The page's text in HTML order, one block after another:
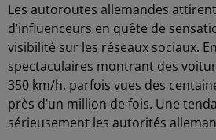
Les autoroutes allemandes
d’influenceurs en quête de
visibilité sur les réseaux sociaux.
spectaculaires montrant des
350 km/h, parfois vues des
près d’un million de fois. Une
sérieusement les autorités